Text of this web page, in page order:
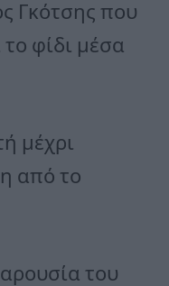
Γκότσης που
φίδι μέσα
μέχρι
από το
του